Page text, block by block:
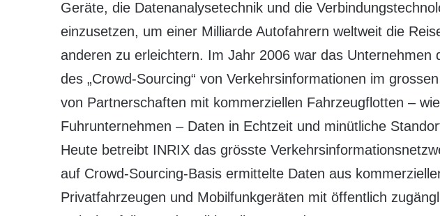
Geräte, die Datenanalysetechnik und die
einzusetzen, um einer Milliarde Autofahrern weltweit die
anderen zu erleichtern. Im Jahr 2006 war das Unternehmen
des „Crowd-Sourcing“ von Verkehrsinformationen im
von Partnerschaften mit kommerziellen Fahrzeugflotten –
Fuhrunternehmen – Daten in Echtzeit und minütliche
Heute betreibt INRIX das grösste
auf Crowd-Sourcing-Basis ermittelte Daten aus
Privatfahrzeugen und Mobilfunkgeräten mit öffentlich